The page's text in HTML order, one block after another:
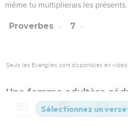
même tu multiplierais les présents.
Proverbes 7
Seuls les Évangiles sont disponibles en vidéo
Une femme adultère
homme
Versions Commentaires